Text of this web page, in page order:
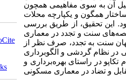
آن به سوی مفاهیمی همچون
همگون و یکپارچه محلات
این تحقیق، از طریق بررسی
سنت و تجدد در معماری
سنت به تجدد، صرف نظر از
در نظام گردشی و الگوبرداری
در راستای بهره‌برداری و
و تضاد در معماری مسکونی